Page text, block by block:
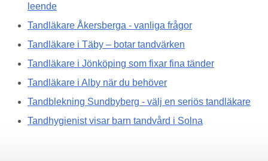
leende
Tandläkare Åkersberga - vanliga frågor
Tandläkare i Täby – botar tandvärken
Tandläkare i Jönköping som fixar fina tänder
Tandläkare i Alby när du behöver
Tandblekning Sundbyberg - välj en seriös tandläkare
Tandhygienist visar barn tandvård i Solna